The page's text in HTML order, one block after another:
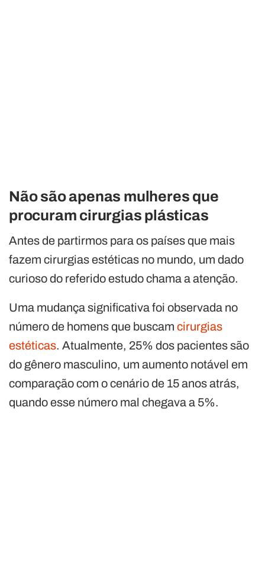
Não são apenas mulheres que
procuram cirurgias plásticas
Antes de partirmos para os países que mais
fazem cirurgias estéticas no mundo, um dado
curioso do referido estudo chama a atenção.
Uma mudança significativa foi observada no
número de homens que buscam cirurgias
estéticas. Atualmente, 25% dos pacientes são
do gênero masculino, um aumento notável em
comparação com o cenário de 15 anos atrás,
quando esse número mal chegava a 5%.